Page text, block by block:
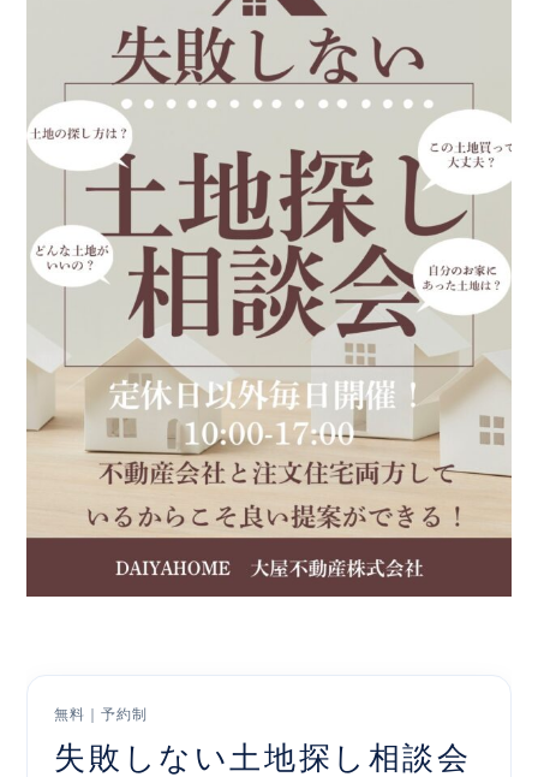
無料｜予約制
失敗しない土地探し相談会